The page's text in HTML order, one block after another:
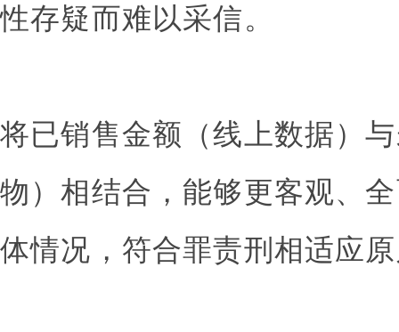
性存疑而难以采信。
将已销售金额（线上数据）
物）相结合，能够更客观、
体情况，符合罪责刑相适应